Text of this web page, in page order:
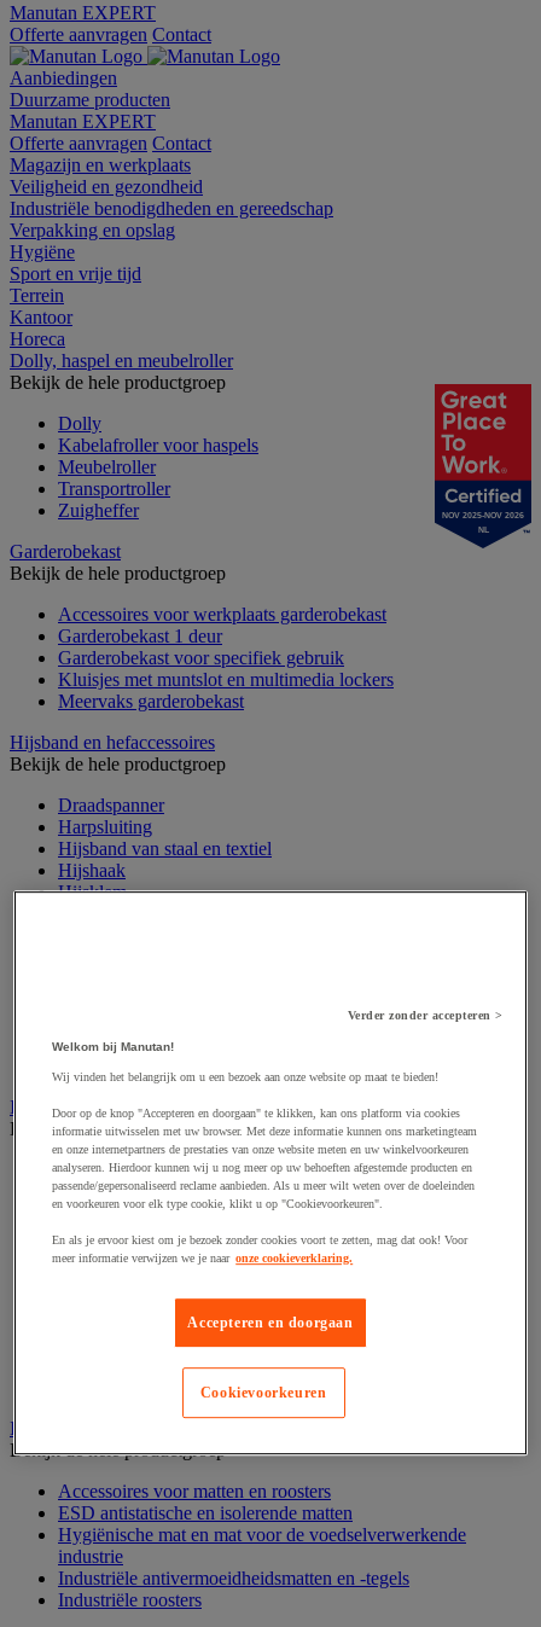
Manutan EXPERT
Offerte aanvragen Contact
Aanbiedingen
Duurzame producten
Manutan EXPERT
Offerte aanvragen Contact
Magazijn en werkplaats
Veiligheid en gezondheid
Industriële benodigdheden en gereedschap
Verpakking en opslag
Hygiëne
Sport en vrije tijd
Terrein
Kantoor
Horeca
Dolly, haspel en meubelroller
Bekijk de hele productgroep
Dolly
Kabelafroller voor haspels
Meubelroller
Transportroller
Zuigheffer
Garderobekast
Bekijk de hele productgroep
Accessoires voor werkplaats garderobekast
Garderobekast 1 deur
Garderobekast voor specifiek gebruik
Kluisjes met muntslot en multimedia lockers
Meervaks garderobekast
Hijsband en hefaccessoires
Bekijk de hele productgroep
Draadspanner
Harpsluiting
Hijsband van staal en textiel
Hijshaak
Hijsklem
Stalen ketting
Industriële en magazijnstellingen
Bekijk de hele productgroep
Doorschuifstelling en doorrolstelling
Draagarmstelling voor lange lasten
Entresol voor magazijn
Lichte stelling
Middelzware stelling
Rek voor haspels en spoelen
Stelling voor detail- en groothandel
Stellingen voor de automobielindustrie
Industriële mat, tegel en rooster
Bekijk de hele productgroep
Accessoires voor matten en roosters
ESD antistatische en isolerende matten
Hygiënische mat en mat voor de voedselverwerkende
industrie
Industriële antivermoeidheidsmatten en -tegels
Industriële roosters
NOV 2025-NOV 2026
NL
Verder zonder accepteren >
Welkom bij Manutan!
Wij vinden het belangrijk om u een bezoek aan onze website op maat te bieden!
Door op de knop "Accepteren en doorgaan" te klikken, kan ons platform via cookies
informatie uitwisselen met uw browser. Met deze informatie kunnen ons marketingteam
en onze internetpartners de prestaties van onze website meten en uw winkelvoorkeuren
analyseren. Hierdoor kunnen wij u nog meer op uw behoeften afgestemde producten en
passende/gepersonaliseerd reclame aanbieden. Als u meer wilt weten over de doeleinden
en voorkeuren voor elk type cookie, klikt u op "Cookievoorkeuren".
En als je ervoor kiest om je bezoek zonder cookies voort te zetten, mag dat ook! Voor
meer informatie verwijzen we je naar onze cookieverklaring.
Accepteren en doorgaan
Cookievoorkeuren